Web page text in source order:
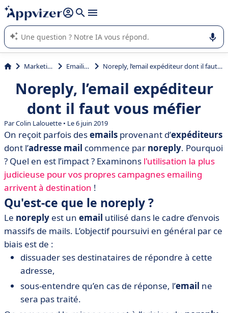
répondre (plusieurs lignes avec
L'IA de Appvizer vous guide dans l'utilisation ou la sélection de
logiciel SaaS en entreprise.
Marketing Emailing Noreply, l’email expéditeur dont il faut vous méfier
Noreply, l’email expéditeur
dont il faut vous méfier
Par Colin Lalouette • Le 6 juin 2019
On reçoit parfois desemails provenant d’expéditeurs
dont l’adresse mail commence par noreply. Pourquoi
? Quel en est l’impact ? Examinons l'utilisation la plus
judicieuse pour vos propres campagnes emailing
arrivent à destination !
Qu'est-ce que le noreply ?
Le noreply est un email utilisé dans le cadre d’envois
massifs de mails. L’objectif poursuivi en général par ce
biais est de :
dissuader ses destinataires de répondre à cette
adresse,
sous-entendre qu’en cas de réponse, l’email ne
sera pas traité.